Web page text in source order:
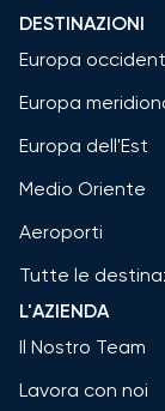
DESTINAZIONI
Europa
Europa
Europa dell'Est
Medio Oriente
Aeroporti
Tutte le
L'AZIENDA
Il Nostro Team
Lavora con noi